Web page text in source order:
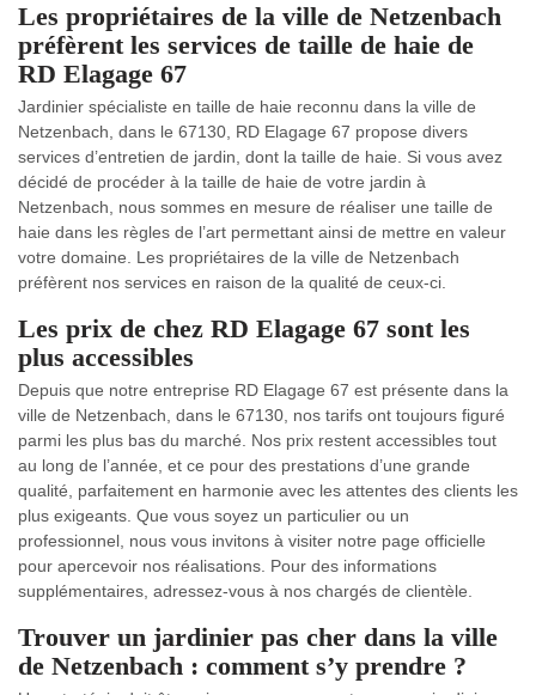
Les propriétaires de la ville de Netzenbach
préfèrent les services de taille de haie de
RD Elagage 67
Jardinier spécialiste en taille de haie reconnu dans la ville de
Netzenbach, dans le 67130, RD Elagage 67 propose divers
services d’entretien de jardin, dont la taille de haie. Si vous avez
décidé de procéder à la taille de haie de votre jardin à
Netzenbach, nous sommes en mesure de réaliser une taille de
haie dans les règles de l’art permettant ainsi de mettre en valeur
votre domaine. Les propriétaires de la ville de Netzenbach
préfèrent nos services en raison de la qualité de ceux-ci.
Les prix de chez RD Elagage 67 sont les
plus accessibles
Depuis que notre entreprise RD Elagage 67 est présente dans la
ville de Netzenbach, dans le 67130, nos tarifs ont toujours figuré
parmi les plus bas du marché. Nos prix restent accessibles tout
au long de l’année, et ce pour des prestations d’une grande
qualité, parfaitement en harmonie avec les attentes des clients les
plus exigeants. Que vous soyez un particulier ou un
professionnel, nous vous invitons à visiter notre page officielle
pour apercevoir nos réalisations. Pour des informations
supplémentaires, adressez-vous à nos chargés de clientèle.
Trouver un jardinier pas cher dans la ville
de Netzenbach : comment s’y prendre ?